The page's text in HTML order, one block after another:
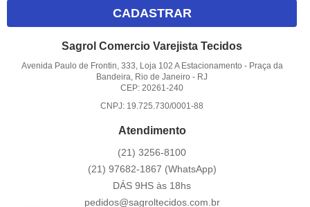
CADASTRAR
Sagrol Comercio Varejista Tecidos
Avenida Paulo de Frontin, 333, Loja 102 A Estacionamento - Praça da
Bandeira, Rio de Janeiro - RJ
CEP: 20261-240
CNPJ: 19.725.730/0001-88
Atendimento
(21) 3256-8100
(21) 97682-1867 (WhatsApp)
DÁS 9HS às 18hs
pedidos@sagroltecidos.com.br